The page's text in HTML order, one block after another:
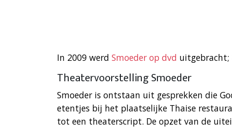
In 2009 werd Smoeder op dvd uitgebracht;
Theatervoorstelling Smoeder
Smoeder is ontstaan uit gesprekken die
etentjes bij het plaatselijke Thaise
tot een theaterscript. De opzet van de